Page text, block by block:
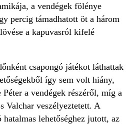
a vendégek fölénye
percig támadhatott öt a három
a kapuvasról kifelé
csapongó játékot láthattak
így sem volt hiány,
a vendégek részéről, míg a
Valchar veszélyeztetett. A
lehetőséghez jutott, az